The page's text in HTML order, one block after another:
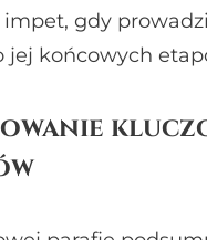
gdy
jej końcowych